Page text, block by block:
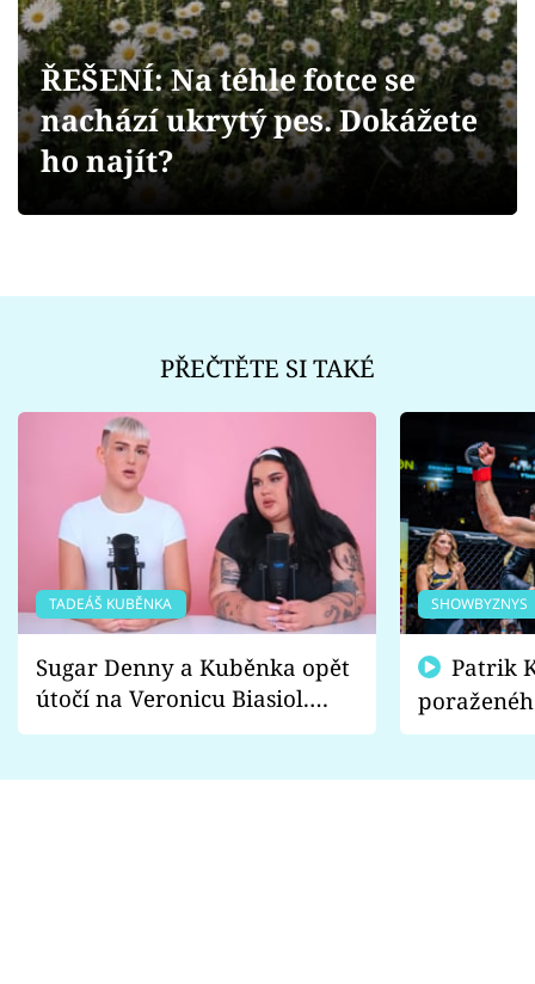
Videa
Sledujte prima+
ŘEŠENÍ: Na téhle fotce se
nachází ukrytý pes. Dokážete
ho najít?
PŘEČTĚTE SI TAKÉ
TADEÁŠ KUBĚNKA
Sugar Denny a Kuběnka opět
útočí na Veronicu Biasiol.
Proč je podle nich falešná a
SHOWBYZNYS
fanoušci